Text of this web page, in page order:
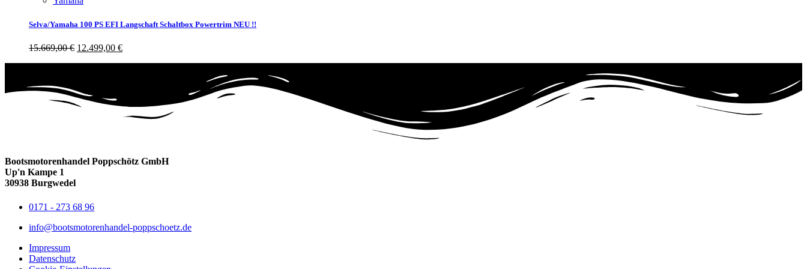
Selva/Yamaha 100 PS EFI Langschaft Schaltbox Powertrim NEU !!
15.669,00€ 12.499,00 €
Bootsmotorenhandel Poppschötz GmbH
Up'n Kampe 1
30938 Burgwedel
0171 - 273 68 96
info@bootsmotorenhandel-poppschoetz.de
Impressum
Datenschutz